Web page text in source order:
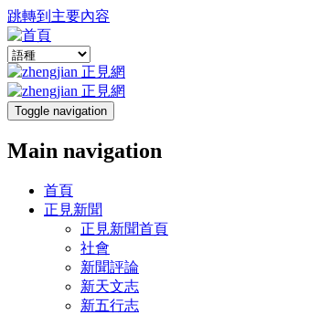
跳轉到主要內容
Toggle navigation
Main navigation
首頁
正見新聞
正見新聞首頁
社會
新聞評論
新天文志
新五行志